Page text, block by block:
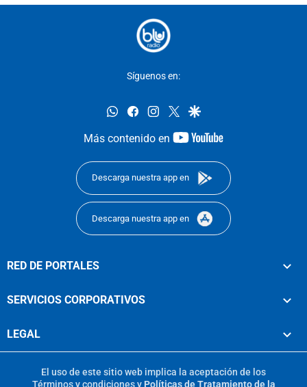
Síguenos en:
whatsappfacebookinstagram
twittergoogle
Más contenido en
youtube-
Descarga nuestra app en
Descarga nuestra app en
RED DE PORTALES
SERVICIOS CORPORATIVOS
LEGAL
El uso de este sitio web implica la aceptación de los
Términos y condicionesy Políticas de Tratamiento de la